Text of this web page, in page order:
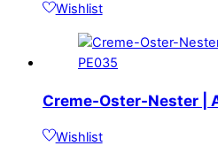
Wishlist
Creme-Oster-Nester |
Wishlist